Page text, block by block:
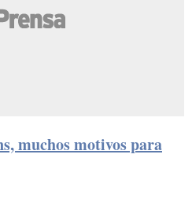
muchos motivos para